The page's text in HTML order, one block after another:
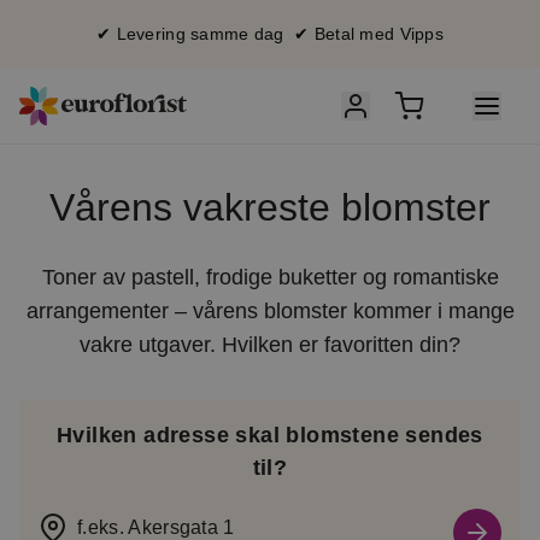
✔ Levering samme dag ✔ Betal med Vipps
Vårens vakreste blomster
Toner av pastell, frodige buketter og romantiske
arrangementer – vårens blomster kommer i mange
vakre utgaver. Hvilken er favoritten din?
Hvilken adresse skal blomstene sendes
til?
f.eks. Akersgata 1